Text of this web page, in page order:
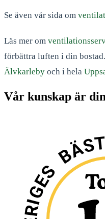
Se även vår sida om
Läs mer om
förbättra luften i din
Älvkarleby och i hela
Vår kunskap är